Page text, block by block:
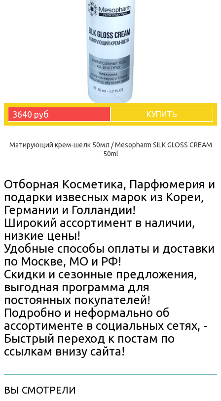
3640 руб КУПИТЬ
Матирующий крем-шелк 50мл / Mesopharm SILK GLOSS CREAM
50ml
Отборная Косметика, Парфюмерия и
подарки извесных марок из Кореи,
Германии и Голландии!
Широкий ассортимент в наличии,
низкие цены!
Удобные способы оплаты и доставки
по Москве, МО и РФ!
Скидки и сезонные предложения,
выгодная программа для
постоянных покупателей!
Подробно и неформально об
ассортименте в социальных сетях, -
Быстрый переход к постам по
ссылкам внизу сайта!
ВЫ СМОТРЕЛИ